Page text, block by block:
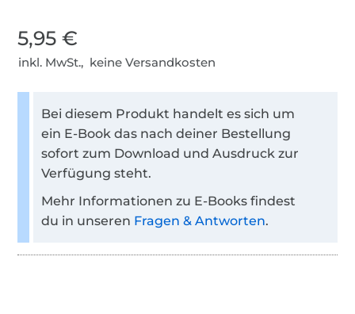
5,95 €
inkl. MwSt., keine Versandkosten
Bei diesem Produkt handelt es sich um
ein E-Book das nach deiner Bestellung
sofort zum Download und Ausdruck zur
Verfügung steht.
Mehr Informationen zu E-Books findest
du in unseren Fragen & Antworten.